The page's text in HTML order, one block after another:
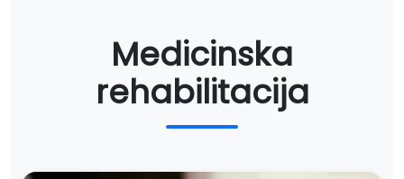
Medicinska
rehabilitacija